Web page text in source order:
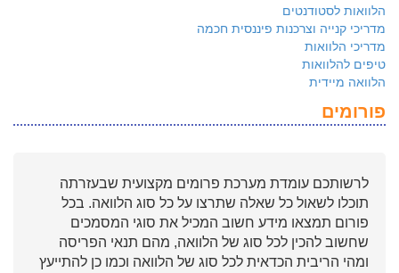
הלוואות לסטודנטים
מדריכי קנייה וצרכנות פיננסית חכמה
מדריכי הלוואות
טיפים להלוואות
הלוואה מיידית
פורומים
לרשותכם עומדת מערכת פרומים מקצועית שבעזרתה
תוכלו לשאול כל שאלה שתרצו על כל סוג הלוואה. בכל
פורום תמצאו מידע חשוב המכיל את סוגי המסמכים
שחשוב להכין לכל סוג של הלוואה, מהם תנאי הפריסה
ומהי הריבית הכדאית לכל סוג של הלוואה וכמו כן להתייעץ